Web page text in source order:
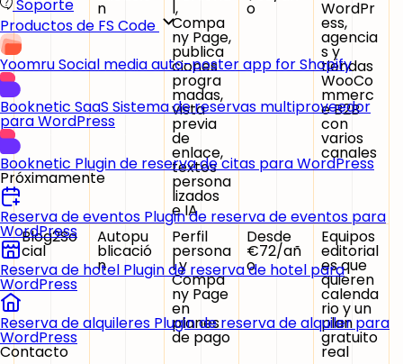
Soporte
Productos de FS Code
YoomruSocial media auto-poster app for Shopify
Booknetic SaaS Sistema de reservas multiproveedor
para WordPress
Booknetic Plugin de reserva de citas para WordPress
Próximamente
Reserva de eventos Plugin de reserva de eventos para
WordPress
Reserva de hotel Plugin de reserva de hotel para
WordPress
Reserva de alquileres Plugin de reserva de alquiler para
WordPress
Contacto
n l,
Compa
ny Page,
publica
ciones
progra
madas,
vista
previa
de
enlace,
textos
persona
lizados
e IA
o WordPr
ess,
agencia
s y
tiendas
WooCo
mmerc
e B2B
con
varios
canales
Blog2So
cial
Autopu
blicació
n
Perfil
persona
l y
Compa
ny Page
en
planes
de pago
Desde
€72/añ
o
Equipos
editorial
es que
quieren
calenda
rio y un
plan
gratuito
real